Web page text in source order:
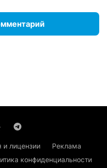
и лицензии
Реклама
конфиденциальности